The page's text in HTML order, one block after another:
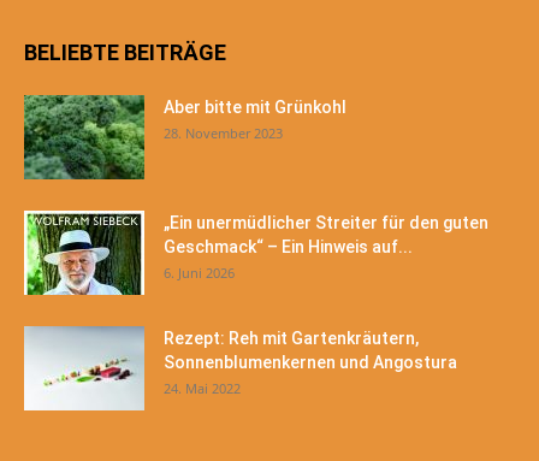
BELIEBTE BEITRÄGE
Aber bitte mit Grünkohl
28. November 2023
„Ein unermüdlicher Streiter für den guten
Geschmack“ – Ein Hinweis auf...
6. Juni 2026
Rezept: Reh mit Gartenkräutern,
Sonnenblumenkernen und Angostura
24. Mai 2022